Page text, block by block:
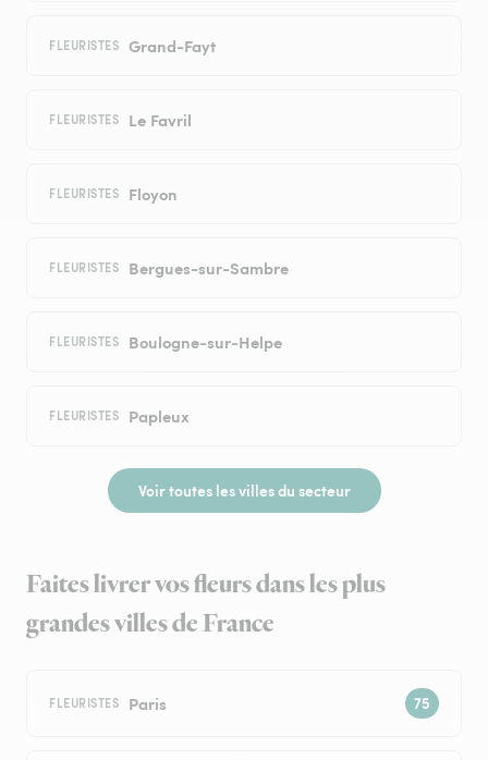
FLEURISTES Grand-Fayt
FLEURISTES Le Favril
FLEURISTES Floyon
FLEURISTES Bergues-sur-Sambre
FLEURISTES Boulogne-sur-Helpe
FLEURISTES Papleux
Voir toutes les villes du secteur
Faites livrer vos fleurs dans les plus
grandes villes de France
FLEURISTES Paris